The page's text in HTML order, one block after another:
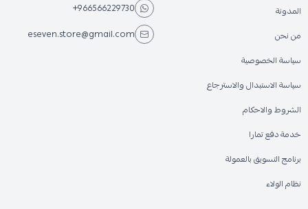
المدونة
من نحن
سياسة الخصوصية
سياسة الاستبدال والاسترجاع
الشروط والاحكام
خدمة دفع تمارا
برنامج التسويق بالعمولة
نظام الولاء
+966566229730
eseven.store@gmail.com